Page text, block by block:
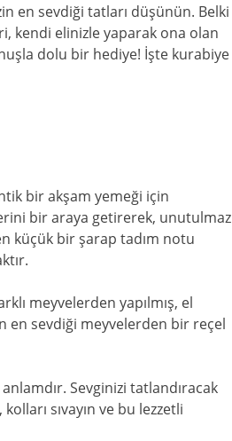
en sevdiği tatları düşünün. Belki
kendi elinizle yaparak ona olan
dolu bir hediye! İşte kurabiye
bir akşam yemeği için
bir araya getirerek, unutulmaz
küçük bir şarap tadım notu
meyvelerden yapılmış, el
en sevdiği meyvelerden bir reçel
Sevginizi tatlandıracak
sıvayın ve bu lezzetli